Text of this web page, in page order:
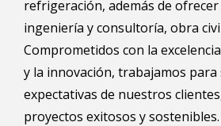
refrigeración, además de
ingeniería y consultoría, obra
Comprometidos con la
y la innovación, trabajamos
expectativas de nuestros
proyectos exitosos y